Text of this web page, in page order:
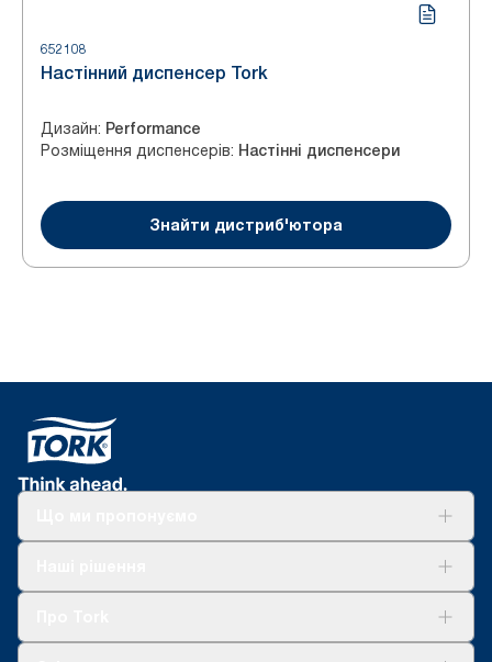
652108
Настінний диспенсер Tork
Дизайн: Performance
Розміщення диспенсерів: Настінні диспенсери
Знайти дистриб'ютора